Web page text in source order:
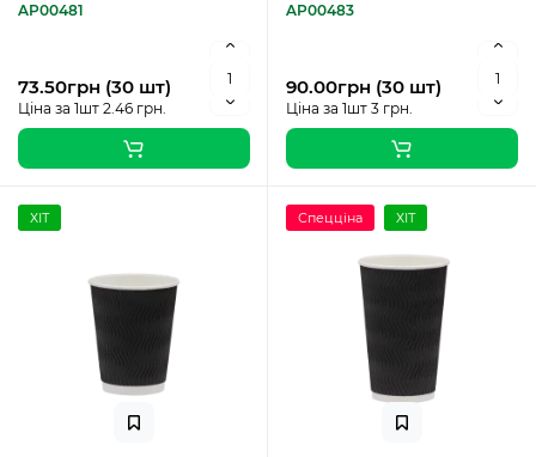
AP00481
73.50грн (30 шт)
Ціна за 1шт 2.46 грн.
AP00483
90.00грн (30 шт)
Ціна за 1шт 3 грн.
ХІТ Спецціна ХІТ